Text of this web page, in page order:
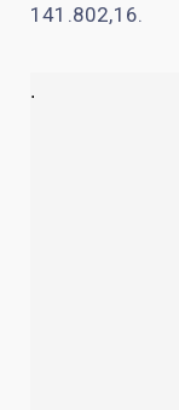
141.802,16.
.